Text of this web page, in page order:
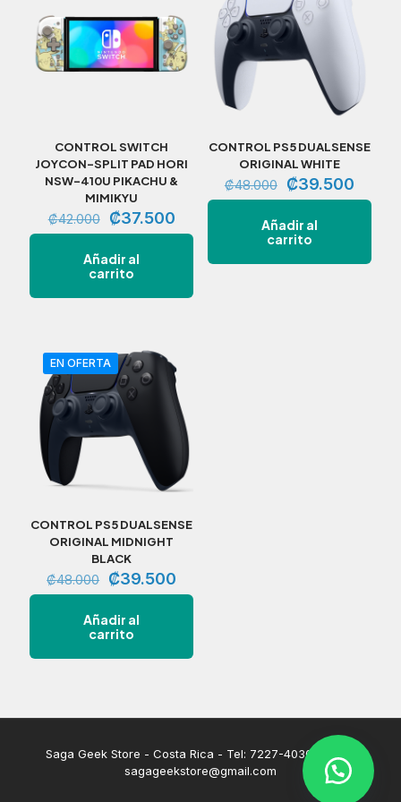
CONTROL SWITCH
JOYCON-SPLIT PAD HORI
NSW-410U PIKACHU &
MIMIKYU
₡42.000
El
precio
original
era:
₡37.500El
precio
Añadir al
carrito
CONTROL PS5 DUALSENSE
ORIGINAL WHITE
₡48.000
El
precio
original
era:
₡39.500El
precio
Añadir al
carrito
EN OFERTA
CONTROL PS5 DUALSENSE
ORIGINAL MIDNIGHT
BLACK
₡48.000
El
precio
original
era:
₡39.500
precio
Añadir al
carrito
Saga Geek Store - Costa Rica - Tel: 7227-4030 | Email:
sagageekstore@gmail.com